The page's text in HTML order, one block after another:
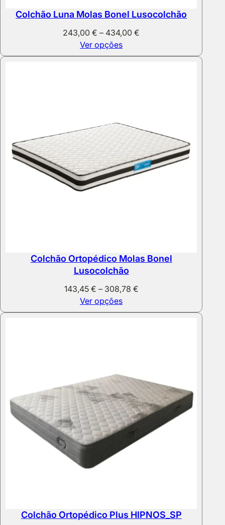
Colchão Luna Molas Bonel Lusocolchão
243,00€ – 434,00€
243,00 €
Ver opções
Colchão Ortopédico Molas Bonel
Lusocolchão
143,45 € – 308,78 €Price
143,45 €
Ver opções
Colchão Ortopédico Plus HIPNOS_SP